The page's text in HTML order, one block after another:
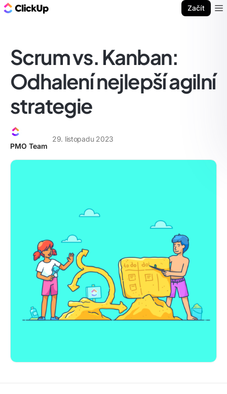
Začít
Scrum vs. Kanban:
Odhalení nejlepší agilní
strategie
PMO Team
29. listopadu 2023